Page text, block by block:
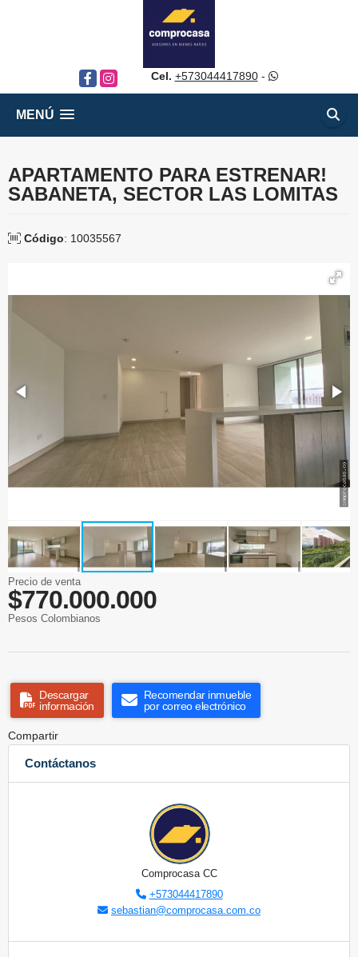
FacebookInstagram Cel. +573044417890-
MENÚ
APARTAMENTO PARA ESTRENAR!
SABANETA, SECTOR LAS LOMITAS
Código: 10035567
Precio de venta
$770.000.000
Pesos Colombianos
Descargar
información
Recomendar inmueble
por correo electrónico
Compartir
Contáctanos
Comprocasa CC
+573044417890
sebastian@comprocasa.com.co